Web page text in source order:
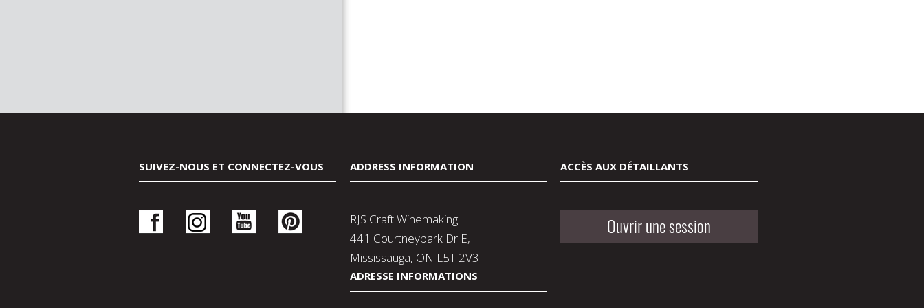
SUIVEZ-NOUS ET CONNECTEZ-VOUS ADDRESS INFORMATION
RJS Craft Winemaking
441 Courtneypark Dr E,
Mississauga, ON L5T 2V3
ADRESSE INFORMATIONS
ACCÈS AUX DÉTAILLANTS
Ouvrir une session